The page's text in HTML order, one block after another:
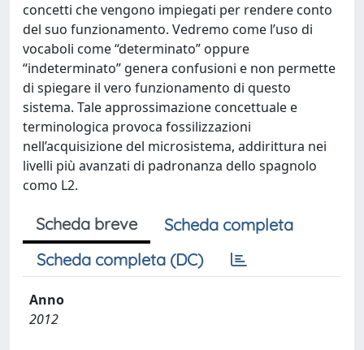
concetti che vengono impiegati per rendere conto
del suo funzionamento. Vedremo come l’uso di
vocaboli come “determinato” oppure
“indeterminato” genera confusioni e non permette
di spiegare il vero funzionamento di questo
sistema. Tale approssimazione concettuale e
terminologica provoca fossilizzazioni
nell’acquisizione del microsistema, addirittura nei
livelli più avanzati di padronanza dello spagnolo
como L2.
Scheda breve
Scheda completa
Scheda completa (DC)
Anno
2012